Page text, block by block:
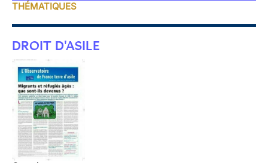
THÉMATIQUES
DROIT D'ASILE